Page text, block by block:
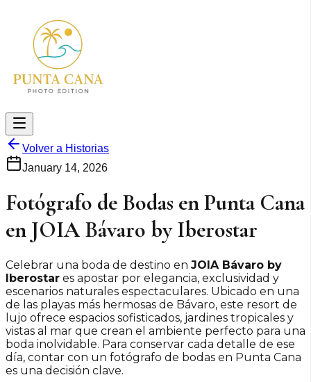
Volver a Historias
January 14, 2026
Fotógrafo de Bodas en Punta Cana
en JOIA Bávaro by Iberostar
Celebrar una boda de destino en JOIA Bávaro by
Iberostar es apostar por elegancia, exclusividad y
escenarios naturales espectaculares. Ubicado en una
de las playas más hermosas de Bávaro, este resort de
lujo ofrece espacios sofisticados, jardines tropicales y
vistas al mar que crean el ambiente perfecto para una
boda inolvidable. Para conservar cada detalle de ese
día, contar con un fotógrafo de bodas en Punta Cana
es una decisión clave.